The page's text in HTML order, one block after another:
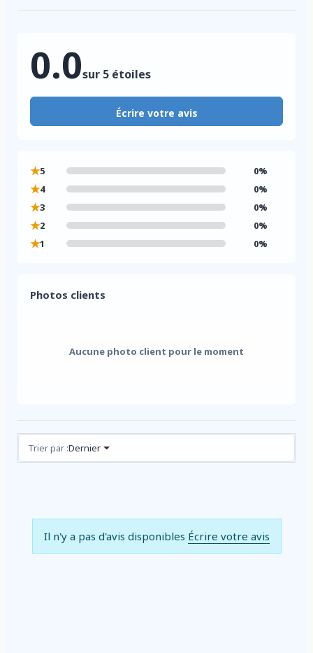
0.0sur 5 étoiles
Écrire votre avis
★5 0%
★4 0%
★3 0%
★2 0%
★1 0%
Photos clients
Aucune photo client pour le moment
Avis (0)
Trier par :Dernier
Il n'y a pas d'avis disponibles Écrire votre avis